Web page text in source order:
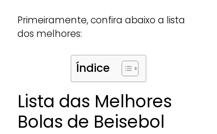
Primeiramente, confira abaixo a lista
dos melhores:
Índice
Lista das Melhores
Bolas de Beisebol